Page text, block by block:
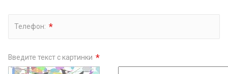
Телефон: *
Введите текст с картинки *